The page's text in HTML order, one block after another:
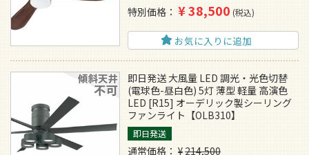
特別価格
¥38,500 税込
お気に入りに追加
即日発送 大風量 LED 調光・光色切替
(電球色-昼白色) 5灯 薄型 軽量 高演色
LED [R15] オーデリック製シーリング
ファンライト【OLB310】
即日発送
通常価格 ¥214,500